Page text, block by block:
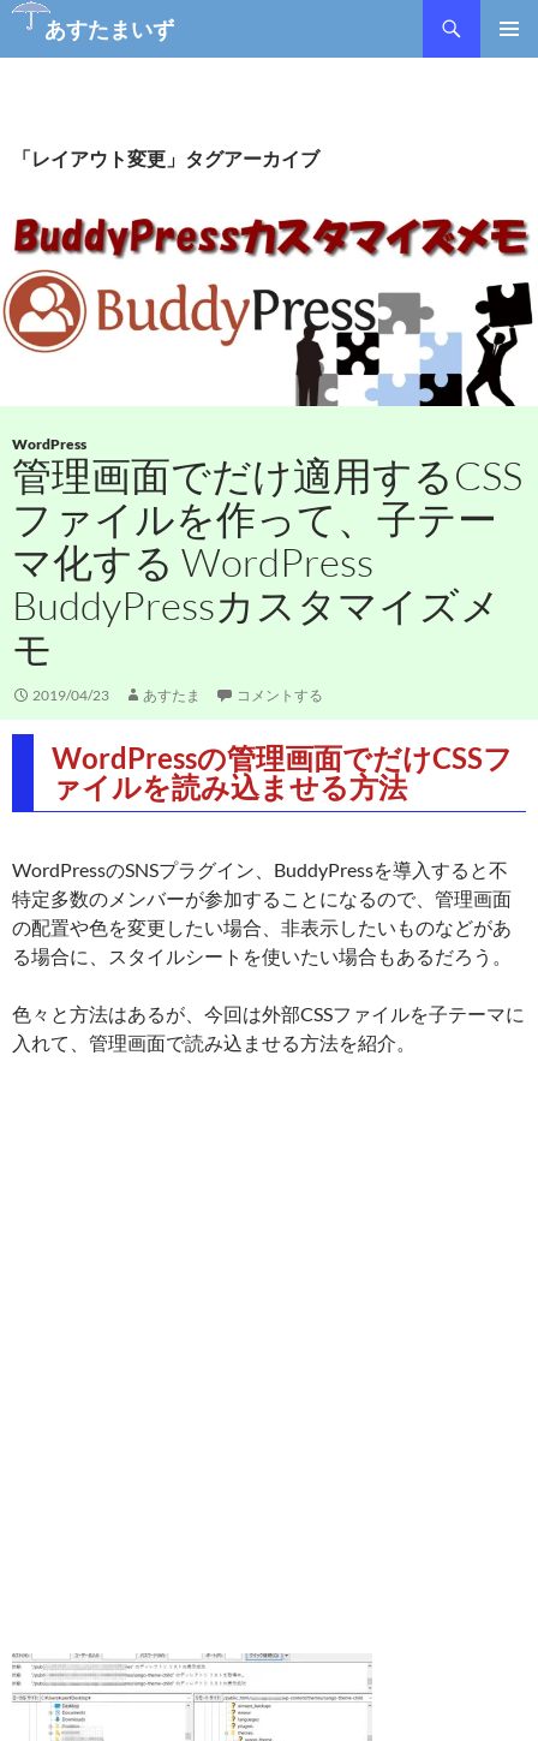
あすたまいず
検
ツ
キ
ッ
プ
「レイアウト変更」タグアーカイブ
WordPress
管理画面でだけ適用するCSS
ファイルを作って、子テー
マ化する WordPress
BuddyPressカスタマイズメ
モ
2019/04/23 あすたま コメントする
WordPressの管理画面でだけCSSフ
ァイルを読み込ませる方法
WordPressのSNSプラグイン、BuddyPressを導入すると不
特定多数のメンバーが参加することになるので、管理画面
の配置や色を変更したい場合、非表示したいものなどがあ
る場合に、スタイルシートを使いたい場合もあるだろう。
色々と方法はあるが、今回は外部CSSファイルを子テーマに
入れて、管理画面で読み込ませる方法を紹介。